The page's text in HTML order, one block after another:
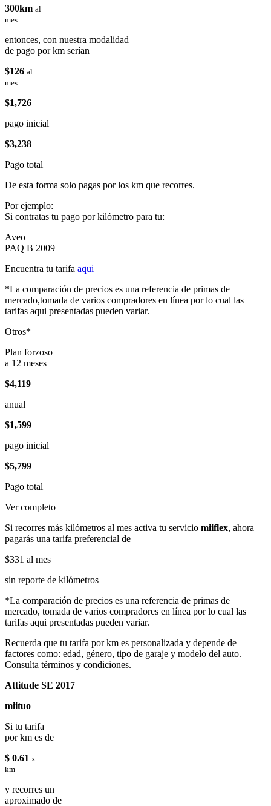
300km al
mes
entonces, con nuestra modalidad
de pago por km serían
$126 al
mes
$1,726
pago inicial
$3,238
Pago total
De esta forma solo pagas por los km que recorres.
Por ejemplo:
Si contratas tu pago por kilómetro para tu:
Aveo
PAQ B 2009
Encuentra tu tarifa aqui
*La comparación de precios es una referencia de primas de
mercado,tomada de varios compradores en línea por lo cual las
tarifas aqui presentadas pueden variar.
Otros*
Plan forzoso
a 12 meses
$4,119
anual
$1,599
pago inicial
$5,799
Pago total
Ver completo
Si recorres más kilómetros al mes activa tu servicio miiflex, ahora
pagarás una tarifa preferencial de
$331 al mes
sin reporte de kilómetros
*La comparación de precios es una referencia de primas de
mercado, tomada de varios compradores en línea por lo cual las
tarifas aqui presentadas pueden variar.
Recuerda que tu tarifa por km es personalizada y depende de
factores como: edad, género, tipo de garaje y modelo del auto.
Consulta términos y condiciones.
Attitude SE 2017
miituo
Si tu tarifa
por km es de
$ 0.61 x
km
y recorres un
aproximado de